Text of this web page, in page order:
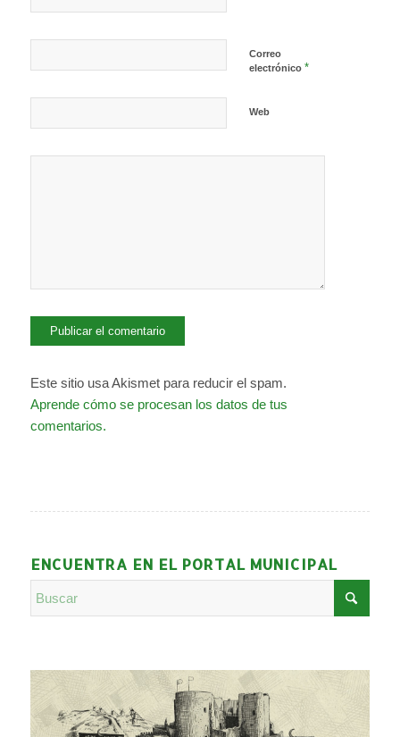
Correo
electrónico *
Web
Este sitio usa Akismet para reducir el spam.
Aprende cómo se procesan los datos de tus
comentarios.
ENCUENTRA EN EL PORTAL MUNICIPAL